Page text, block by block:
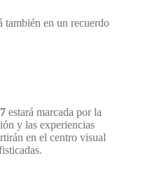
en un recuerdo
estará marcada por la
y las experiencias
en el centro visual